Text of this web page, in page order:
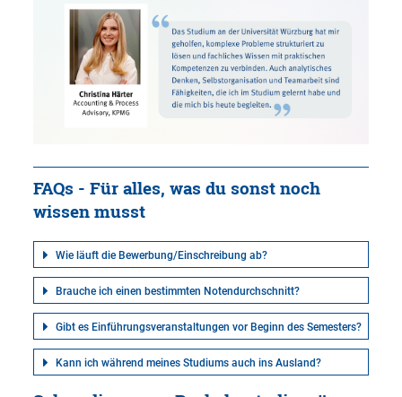
FAQs - Für alles, was du sonst noch
wissen musst
Wie läuft die Bewerbung/Einschreibung ab?
Brauche ich einen bestimmten Notendurchschnitt?
Gibt es Einführungsveranstaltungen vor Beginn des Semesters?
Kann ich während meines Studiums auch ins Ausland?